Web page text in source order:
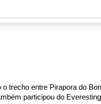
o trecho entre Pirapora do
participou do